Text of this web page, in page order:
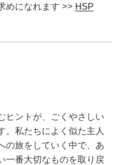
めになれます >> HSP
ヒントが、ごくやさしい
。私たちによく似た主人
の旅をしていく中で、あ
一番大切なものを取り戻